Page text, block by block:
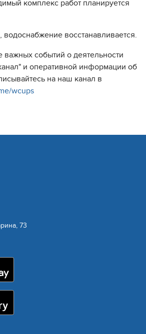
комплекс работ планируется
восстанавливается.
важных событий о деятельности
и оперативной информации об
на наш канал в
wcups
73